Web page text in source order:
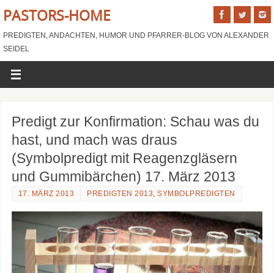
PASTORS-HOME
PREDIGTEN, ANDACHTEN, HUMOR UND PFARRER-BLOG VON ALEXANDER
SEIDEL
Predigt zur Konfirmation: Schau was du
hast, und mach was draus
(Symbolpredigt mit Reagenzgläsern
und Gummibärchen) 17. März 2013
17. MÄRZ 2013 PREDIGTEN 2013 ,SYMBOLPREDIGTEN